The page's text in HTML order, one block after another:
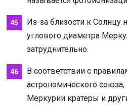
Из-за близости к Солнцу
углового диаметра
затруднительно.
В соответствии с
астрономического
Меркурии кратеры и